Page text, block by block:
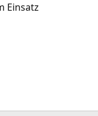
Einsatz